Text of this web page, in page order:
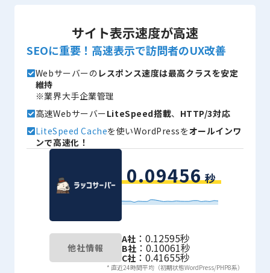
サイト表示速度が高速
SEOに重要！高速表示で訪問者のUX改善
Webサーバーの レスポンス速度は最高クラスを安定
維持
※業界大手企業管理
高速WebサーバーLiteSpeed搭載、 HTTP/3対応
LiteSpeed Cacheを使いWordPressをオールインワ
ンで高速化！
0.09456秒
他社情報
A社 ：0.12595秒
B社：0.10061秒
C社 ：0.41655秒
* 直近24時間平均（初期状態WordPress/PHP8系）